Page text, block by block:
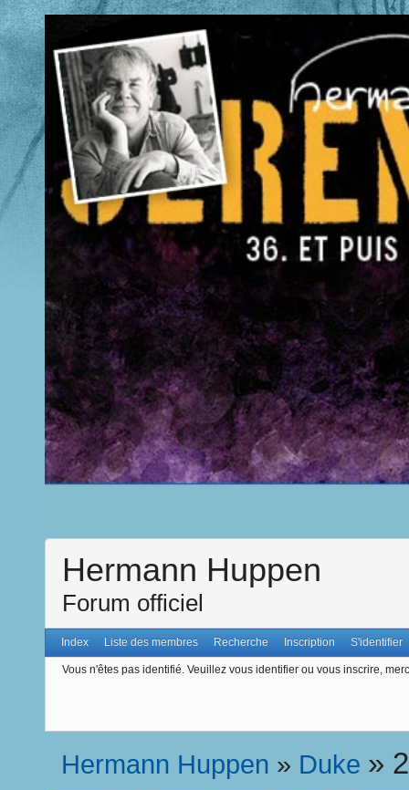
Hermann Huppen
Forum officiel
Index Liste des membres Recherche Inscription S'identifier
Vous n'êtes pas identifié. Veuillez vous identifier ou vous inscrire,
Hermann Huppen » Duke »